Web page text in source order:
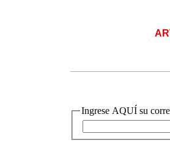
Ingrese AQUÍ su